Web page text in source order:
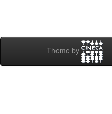
Theme by